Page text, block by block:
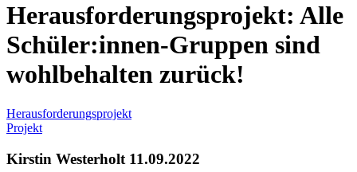
Herausforderungsprojekt: Alle
Schüler:innen-Gruppen sind
wohlbehalten zurück!
Herausforderungsprojekt
Projekt
Kirstin Westerholt 11.09.2022